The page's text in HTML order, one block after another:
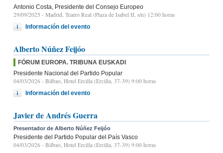
Antonio Costa, Presidente del Consejo Europeo
29/09/2025 - Madrid, Teatro Real (Plaza de Isabel II, s/n) 12:00 horas
Información del evento
Alberto Núñez Feijóo
FÓRUM EUROPA. TRIBUNA EUSKADI
Presidente Nacional del Partido Popular
04/03/2026 - Bilbao, Hotel Ercilla (Ercilla, 37-39) 9:00 horas
Información del evento
Javier de Andrés Guerra
Presentador de Alberto Núñez Feijóo
Presidente del Partido Popular del País Vasco
04/03/2026 - Bilbao, Hotel Ercilla (Ercilla, 37-39) 9:00 horas